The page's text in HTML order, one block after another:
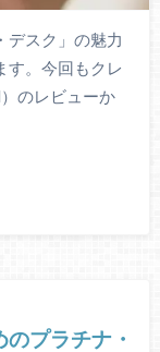
デスク」の魅力
す。今回もクレ
のレビューか
のプラチナ・